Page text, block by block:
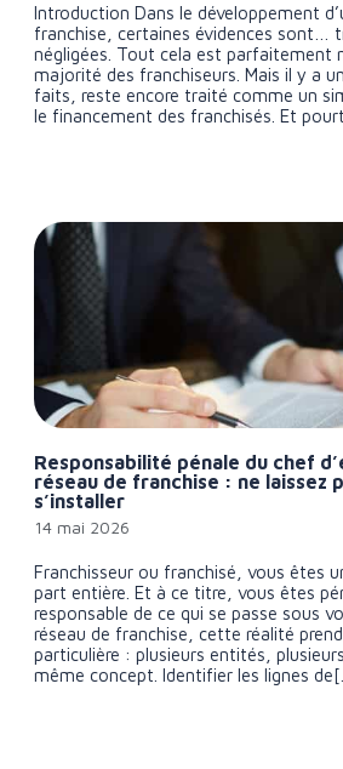
Introduction Dans le développement
franchise, certaines évidences sont…
négligées. Tout cela est parfaitement
majorité des franchiseurs. Mais il y a
faits, reste encore traité comme un
le financement des franchisés. Et
Responsabilité pénale du chef
réseau de franchise : ne laissez
s’installer
14 mai 2026
Franchisseur ou franchisé, vous êtes
part entière. Et à ce titre, vous êtes
responsable de ce qui se passe sous
réseau de franchise, cette réalité
particulière : plusieurs entités,
même concept. Identifier les lignes